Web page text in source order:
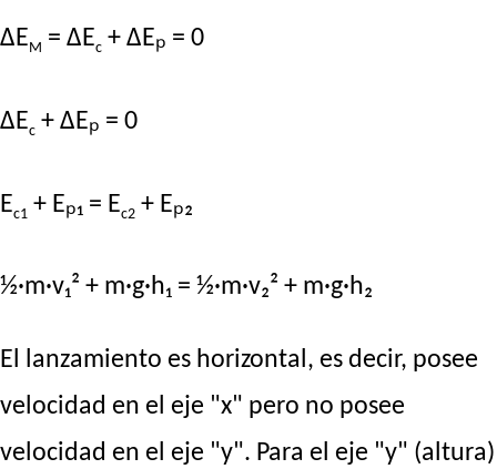
ΔE M = ΔEc + ΔEₚ = 0
ΔEc + ΔEₚ = 0
Ec1 + Eₚ₁ = Ec2 + Eₚ₂
½·m·v₁² + m·g·h₁ = ½·m·v₂² + m·g·h₂
El lanzamiento es horizontal, es decir, posee
velocidad en el eje "x" pero no posee
velocidad en el eje "y". Para el eje "y" (altura)